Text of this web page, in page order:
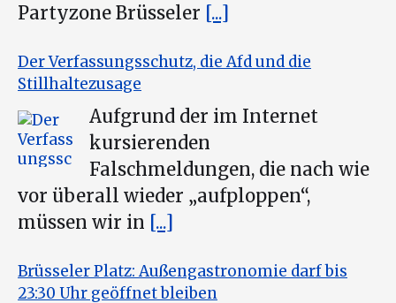
Partyzone Brüsseler [...]
Der Verfassungsschutz, die Afd und die
Stillhaltezusage
Aufgrund der im Internet
kursierenden
Falschmeldungen, die nach wie
vor überall wieder „aufploppen“,
müssen wir in [...]
Brüsseler Platz: Außengastronomie darf bis
23:30 Uhr geöffnet bleiben